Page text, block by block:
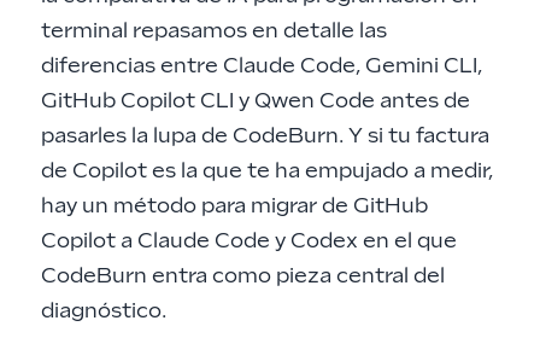
terminal repasamos en detalle las
diferencias entre Claude Code, Gemini CLI,
GitHub Copilot CLI y Qwen Code antes de
pasarles la lupa de CodeBurn. Y si tu factura
de Copilot es la que te ha empujado a medir,
hay un método para migrar de GitHub
Copilot a Claude Code y Codex en el que
CodeBurn entra como pieza central del
diagnóstico.